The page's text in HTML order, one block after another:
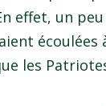
effet, un
écoulées
les